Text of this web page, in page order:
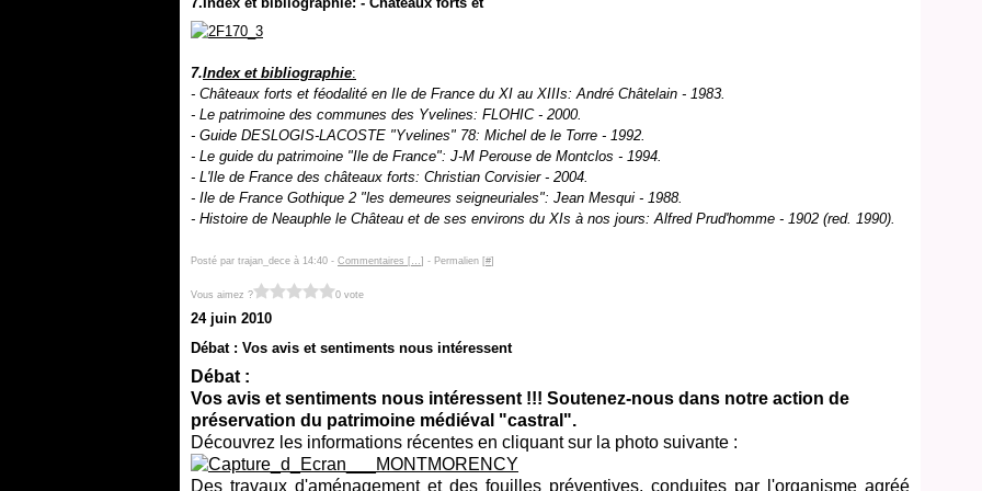
7.Index et bibliographie:
- Châteaux forts et féodalité en Ile de France du XI au XIIIs: André Châtelain - 1983.
- Le patrimoine des communes des Yvelines: FLOHIC - 2000.
- Guide DESLOGIS-LACOSTE "Yvelines" 78: Michel de le Torre - 1992.
- Le guide du patrimoine "Ile de France": J-M Perouse de Montclos - 1994.
- L'Ile de France des châteaux forts: Christian Corvisier - 2004.
- Ile de France Gothique 2 "les demeures seigneuriales": Jean Mesqui - 1988.
- Histoire de Neauphle le Château et de ses environs du XIs à nos jours: Alfred Prud'homme - 1902 (red. 1990).
Posté par trajan_dece à 14:40 - Commentaires […] - Permalien [#]
Vous aimez ? 0 vote
24 juin 2010
Débat : Vos avis et sentiments nous intéressent
Débat :
Vos avis et sentiments nous intéressent !!! Soutenez-nous dans notre action de
préservation du patrimoine médiéval "castral".
Découvrez les informations récentes en cliquant sur la photo suivante :
Des travaux d'aménagement et des fouilles préventives, conduites par l'organisme agréé